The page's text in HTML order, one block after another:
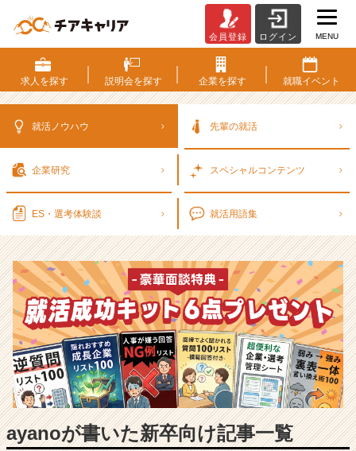
考
対
策・
ウ
ベ
ン
チ
ャ
ー・
成
長
企
業
か
ら
ス
会員登録 ログイン MENU
求人を探す 説明会を探す 企業を探す 就職イベント
就活ノウハウ 先輩の就活
企業研究 スペシャルコンテンツ
ES・選考体験談 就活用語集
ayanoが書いた新卒向け記事一覧